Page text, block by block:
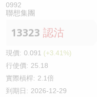
0992
聯想集團
13323 認沽
現價: 0.091 (+3.41%)
行使價: 25.18
實際槓桿: 2.1倍
到期日: 2026-12-29